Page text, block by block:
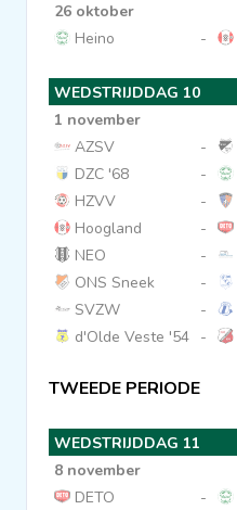
26 oktober
Heino
-
WEDSTRIJDDAG 10
1 november
AZSV
-
DZC '68
-
HZVV
-
Hoogland
-
NEO
-
ONS Sneek
-
SVZW
-
d'Olde Veste '54 -
TWEEDE PERIODE
WEDSTRIJDDAG 11
8 november
DETO
-